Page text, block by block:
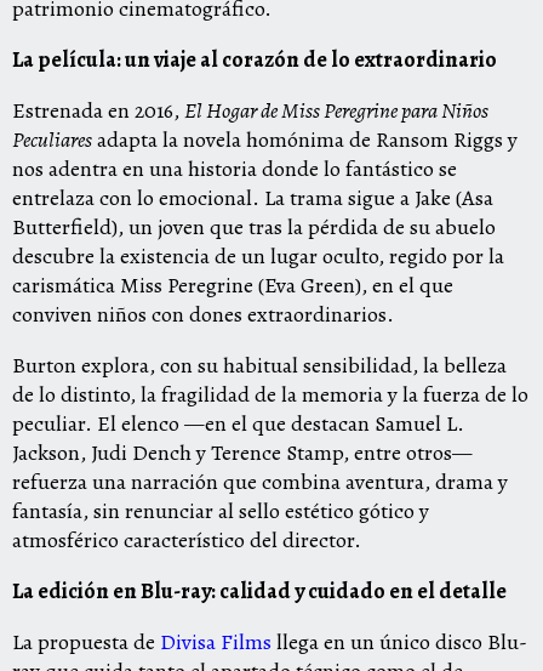
patrimonio cinematográfico.
La película: un viaje al corazón de lo extraordinario
Estrenada en 2016,El Hogar de Miss Peregrine para Niños
Peculiaresadapta la novela homónima de Ransom Riggs y
nos adentra en una historia donde lo fantástico se
entrelaza con lo emocional. La trama sigue a Jake (Asa
Butterfield), un joven que tras la pérdida de su abuelo
descubre la existencia de un lugar oculto, regido por la
carismática Miss Peregrine (Eva Green), en el que
conviven niños con dones extraordinarios.
Burton explora, con su habitual sensibilidad, la belleza
de lo distinto, la fragilidad de la memoria y la fuerza de lo
peculiar. El elenco —en el que destacan Samuel L.
Jackson, Judi Dench y Terence Stamp, entre otros—
refuerza una narración que combina aventura, drama y
fantasía, sin renunciar al sello estético gótico y
atmosférico característico del director.
La edición en Blu-ray: calidad y cuidado en el detalle
La propuesta de Divisa Films llega en un único disco Blu-